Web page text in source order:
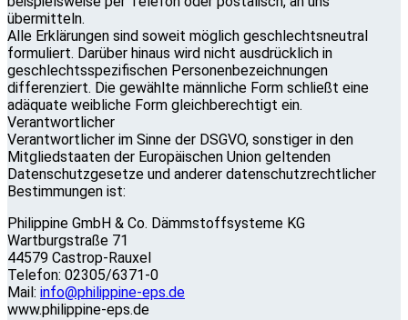
übermitteln.
Alle Erklärungen sind soweit möglich geschlechtsneutral
formuliert. Darüber hinaus wird nicht ausdrücklich in
geschlechtsspezifischen Personenbezeichnungen
differenziert. Die gewählte männliche Form schließt eine
adäquate weibliche Form gleichberechtigt ein.
Verantwortlicher
Verantwortlicher im Sinne der DSGVO, sonstiger in den
Mitgliedstaaten der Europäischen Union geltenden
Datenschutzgesetze und anderer datenschutzrechtlicher
Bestimmungen ist:
Philippine GmbH & Co. Dämmstoffsysteme KG
Wartburgstraße 71
44579 Castrop-Rauxel
Telefon: 02305/6371-0
Mail: info@philippine-eps.de
www.philippine-eps.de